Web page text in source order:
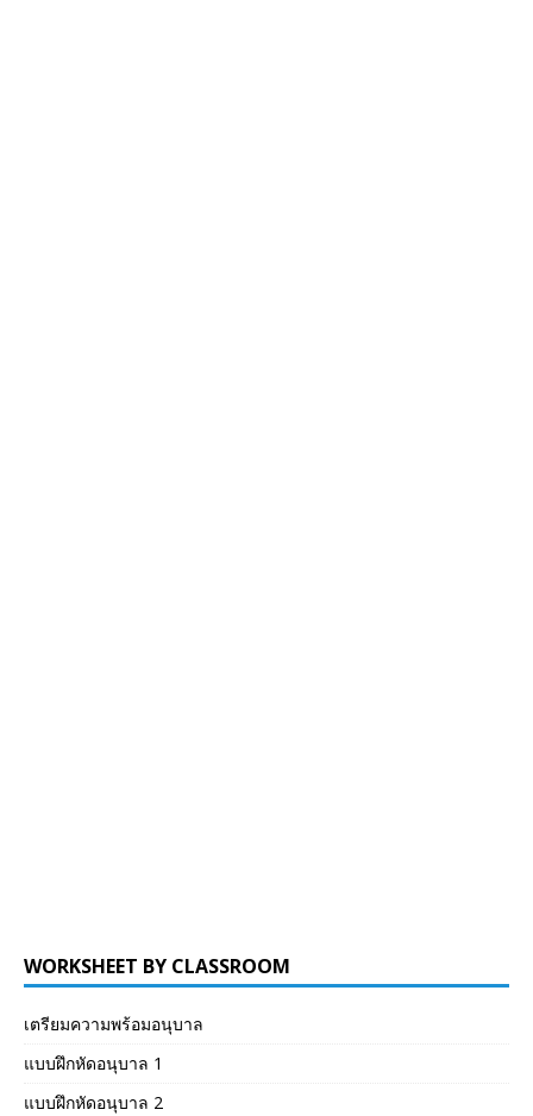
WORKSHEET BY CLASSROOM
เตรียมความพร้อมอนุบาล
แบบฝึกหัดอนุบาล 1
แบบฝึกหัดอนุบาล 2